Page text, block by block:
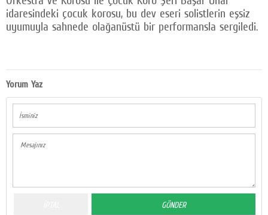
idaresindeki çocuk korosu, bu dev eseri solistlerin eşsiz
uyumuyla sahnede olağanüstü bir performansla sergiledi.
Yorum Yaz